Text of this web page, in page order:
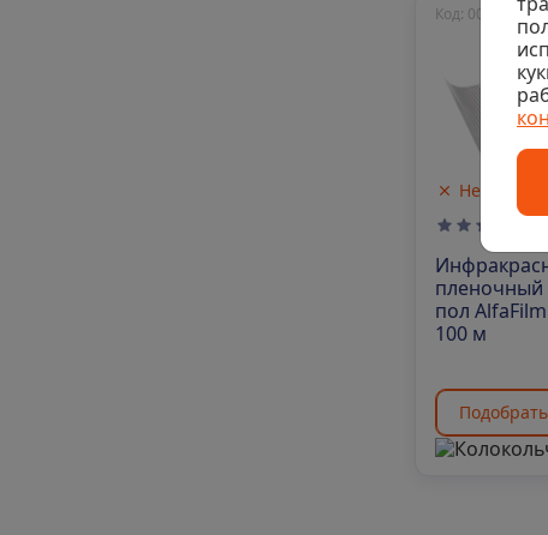
Нет в
Код: 00-
пленочный
пол AlfaFilm
100 м